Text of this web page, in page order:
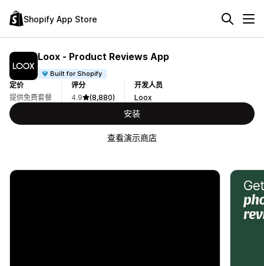
Shopify App Store
Loox ‑ Product Reviews App
Built for Shopify
定价
提供免费套餐
评分
4.9
(8,880)
开发人员
Loox
安装
查看演示商店